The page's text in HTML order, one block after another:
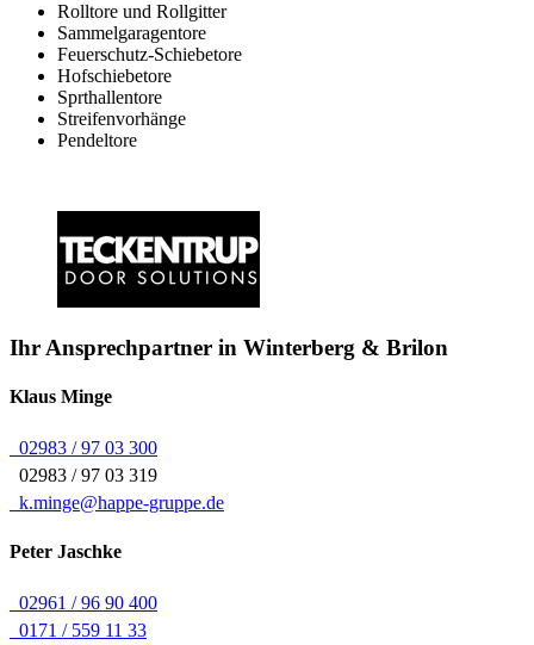
Rolltore und Rollgitter
Sammelgaragentore
Feuerschutz-Schiebetore
Hofschiebetore
Sprthallentore
Streifenvorhänge
Pendeltore
Ihr Ansprechpartner in Winterberg & Brilon
Klaus Minge
02983 / 97 03 300
02983 / 97 03 319
k.minge@happe-gruppe.de
Peter Jaschke
02961 / 96 90 400
0171 / 559 11 33